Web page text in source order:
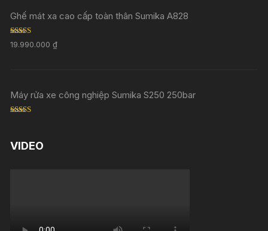
Ghế mát xa cao cấp toàn thân Sumika A828
Rated5.00
out of 5
19.990.000₫
Máy rửa xe công nghiệp Sumika S250 250bar
VIDEO